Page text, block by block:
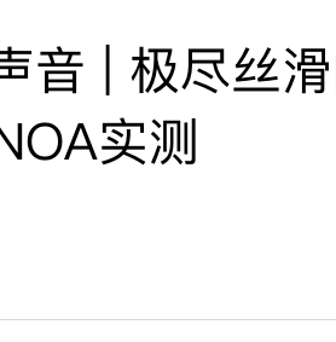
音 | 极尽丝
实测